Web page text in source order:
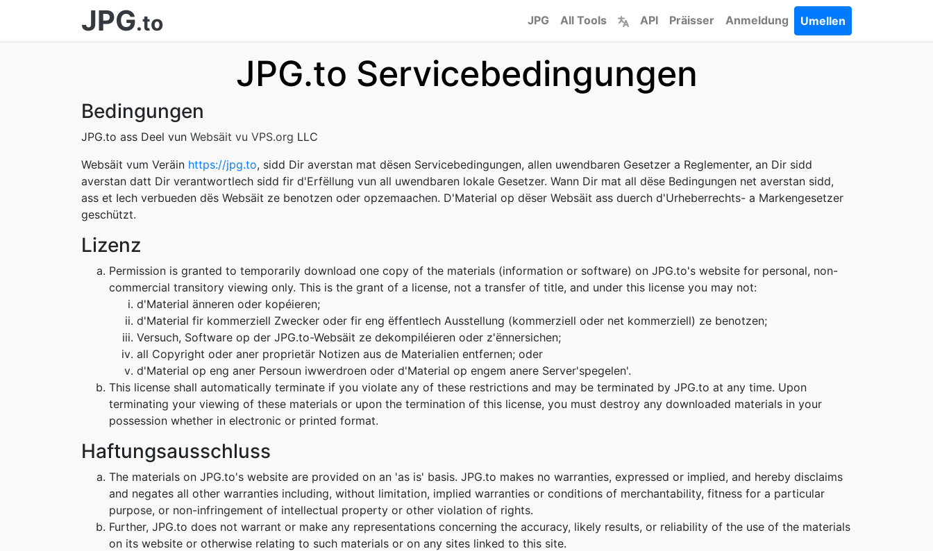
JPG.to JPG All Tools API Präisser Anmeldung Umellen
JPG.to Servicebedingungen
Bedingungen
JPG.to ass Deel vun Websäit vu VPS.org LLC
Websäit vum Veräin https://jpg.to, sidd Dir averstan mat dësen Servicebedingungen, allen uwendbaren Gesetzer a Reglementer, an Dir sidd
averstan datt Dir verantwortlech sidd fir d'Erfëllung vun all uwendbaren lokale Gesetzer. Wann Dir mat all dëse Bedingungen net averstan sidd,
ass et Iech verbueden dës Websäit ze benotzen oder opzemaachen. D'Material op dëser Websäit ass duerch d'Urheberrechts- a Markengesetzer
geschützt.
Lizenz
Permission is granted to temporarily download one copy of the materials (information or software) on JPG.to's website for personal, non-
commercial transitory viewing only. This is the grant of a license, not a transfer of title, and under this license you may not:
d'Material änneren oder kopéieren;
d'Material fir kommerziell Zwecker oder fir eng ëffentlech Ausstellung (kommerziell oder net kommerziell) ze benotzen;
Versuch, Software op der JPG.to-Websäit ze dekompiléieren oder z'ënnersichen;
all Copyright oder aner proprietär Notizen aus de Materialien entfernen; oder
d'Material op eng aner Persoun iwwerdroen oder d'Material op engem anere Server'spegelen'.
This license shall automatically terminate if you violate any of these restrictions and may be terminated by JPG.to at any time. Upon
terminating your viewing of these materials or upon the termination of this license, you must destroy any downloaded materials in your
possession whether in electronic or printed format.
Haftungsausschluss
The materials on JPG.to's website are provided on an 'as is' basis. JPG.to makes no warranties, expressed or implied, and hereby disclaims
and negates all other warranties including, without limitation, implied warranties or conditions of merchantability, fitness for a particular
purpose, or non-infringement of intellectual property or other violation of rights.
Further, JPG.to does not warrant or make any representations concerning the accuracy, likely results, or reliability of the use of the materials
on its website or otherwise relating to such materials or on any sites linked to this site.